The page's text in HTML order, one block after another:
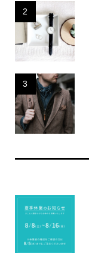
2
3